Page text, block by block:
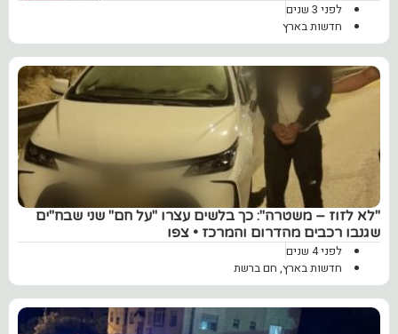
לפני 3 שנים
חדשות בארץ
"לא לזוז – משטרה": כך בלשים עצרו "על חם" שני שבח"ים
שגנבו רכבים מהדרום והמרכז • צפו
לפני 4 שנים
חדשות בארץ, חם ברשת